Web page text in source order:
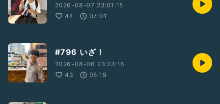
2026-08-07 23:01:15
44
07:01
#796 いざ！
2026-08-06 23:23:16
43
05:19